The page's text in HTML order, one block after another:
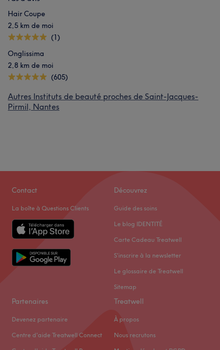
Hair Coupe
2,5 km de moi
(1)
Onglissima
2,8 km de moi
(605)
Autres Instituts de beauté proches de Saint-Jacques-
Pirmil, Nantes
Contact
La boîte à Questions Clients
Découvrez
Guide des soins
Le blog IDENTITÉ
Carte Cadeau Treatwell
S'inscrire à la newsletter
Le glossaire de Treatwell
Sitemap
Partenaires
Devenez partenaire
Centre d'aide Treatwell Connect
Treatwell
À propos
Nous recrutons